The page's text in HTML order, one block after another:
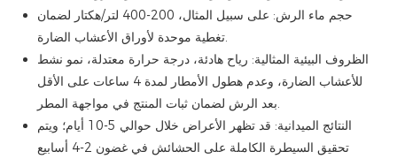
حجم ماء الرش: على سبيل المثال، 200-400 لتر/هكتار لضمان
تغطية موحدة لأوراق الأعشاب الضارة.
الظروف البيئية المثالية: رياح هادئة، درجة حرارة معتدلة، نمو نشط
للأعشاب الضارة، وعدم هطول الأمطار لمدة 4 ساعات على الأقل
بعد الرش لضمان ثبات المنتج في مواجهة المطر.
النتائج الميدانية: قد تظهر الأعراض خلال حوالي 5-10 أيام؛ ويتم
تحقيق السيطرة الكاملة على الحشائش في غضون 2-4 أسابيع